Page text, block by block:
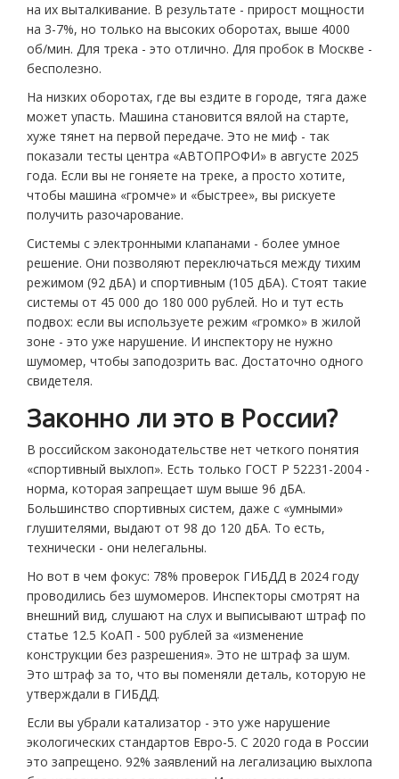
на их выталкивание. В результате - прирост мощности
на 3-7%, но только на высоких оборотах, выше 4000
об/мин. Для трека - это отлично. Для пробок в Москве -
бесполезно.
На низких оборотах, где вы ездите в городе, тяга даже
может упасть. Машина становится вялой на старте,
хуже тянет на первой передаче. Это не миф - так
показали тесты центра «АВТОПРОФИ» в августе 2025
года. Если вы не гоняете на треке, а просто хотите,
чтобы машина «громче» и «быстрее», вы рискуете
получить разочарование.
Системы с электронными клапанами - более умное
решение. Они позволяют переключаться между тихим
режимом (92 дБА) и спортивным (105 дБА). Стоят такие
системы от 45 000 до 180 000 рублей. Но и тут есть
подвох: если вы используете режим «громко» в жилой
зоне - это уже нарушение. И инспектору не нужно
шумомер, чтобы заподозрить вас. Достаточно одного
свидетеля.
Законно ли это в России?
В российском законодательстве нет четкого понятия
«спортивный выхлоп». Есть только ГОСТ Р 52231-2004 -
норма, которая запрещает шум выше 96 дБА.
Большинство спортивных систем, даже с «умными»
глушителями, выдают от 98 до 120 дБА. То есть,
технически - они нелегальны.
Но вот в чем фокус: 78% проверок ГИБДД в 2024 году
проводились без шумомеров. Инспекторы смотрят на
внешний вид, слушают на слух и выписывают штраф по
статье 12.5 КоАП - 500 рублей за «изменение
конструкции без разрешения». Это не штраф за шум.
Это штраф за то, что вы поменяли деталь, которую не
утверждали в ГИБДД.
Если вы убрали катализатор - это уже нарушение
экологических стандартов Евро-5. С 2020 года в России
это запрещено. 92% заявлений на легализацию выхлопа